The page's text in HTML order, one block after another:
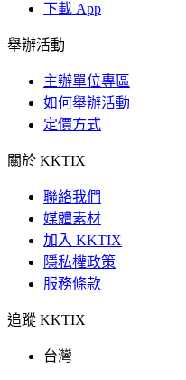
下載 App
舉辦活動
主辦單位專區
如何舉辦活動
定價方式
關於 KKTIX
聯絡我們
媒體素材
加入 KKTIX
隱私權政策
服務條款
追蹤 KKTIX
台灣